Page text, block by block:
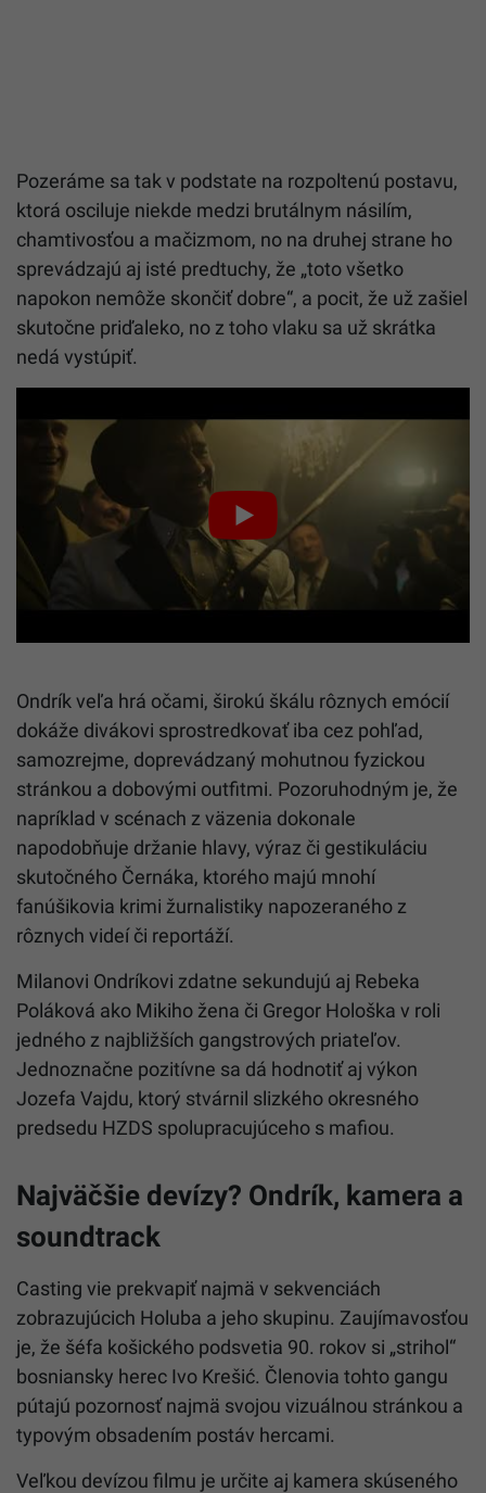
Pozeráme sa tak v podstate na rozpoltenú postavu,
ktorá osciluje niekde medzi brutálnym násilím,
chamtivosťou a mačizmom, no na druhej strane ho
sprevádzajú aj isté predtuchy, že „toto všetko
napokon nemôže skončiť dobre“, a pocit, že už zašiel
skutočne priďaleko, no z toho vlaku sa už skrátka
nedá vystúpiť.
Ondrík veľa hrá očami, širokú škálu rôznych emócií
dokáže divákovi sprostredkovať iba cez pohľad,
samozrejme, doprevádzaný mohutnou fyzickou
stránkou a dobovými outfitmi. Pozoruhodným je, že
napríklad v scénach z väzenia dokonale
napodobňuje držanie hlavy, výraz či gestikuláciu
skutočného Černáka, ktorého majú mnohí
fanúšikovia krimi žurnalistiky napozeraného z
rôznych videí či reportáží.
Milanovi Ondríkovi zdatne sekundujú aj Rebeka
Poláková ako Mikiho žena či Gregor Hološka v roli
jedného z najbližších gangstrových priateľov.
Jednoznačne pozitívne sa dá hodnotiť aj výkon
Jozefa Vajdu, ktorý stvárnil slizkého okresného
predsedu HZDS spolupracujúceho s mafiou.
Najväčšie devízy? Ondrík, kamera a
soundtrack
Casting vie prekvapiť najmä v sekvenciách
zobrazujúcich Holuba a jeho skupinu. Zaujímavosťou
je, že šéfa košického podsvetia 90. rokov si „strihol“
bosniansky herec Ivo Krešić. Členovia tohto gangu
pútajú pozornosť najmä svojou vizuálnou stránkou a
typovým obsadením postáv hercami.
Veľkou devízou filmu je určite aj kamera skúseného